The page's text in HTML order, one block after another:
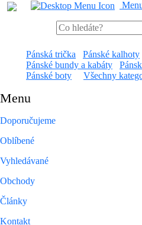
Pánská trička Pánské kalhoty
Pánské bundy a kabáty
Pánské boty
Všechny
Menu
Doporučujeme
Oblíbené
Vyhledávané
Obchody
Články
Kontakt